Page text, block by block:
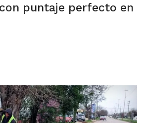
puntaje perfecto en